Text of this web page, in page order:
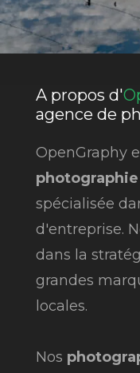
A propos d'
agence de
OpenGraphy
photographie
spécialisée
d'entreprise.
dans la
grandes
locales.
Nos